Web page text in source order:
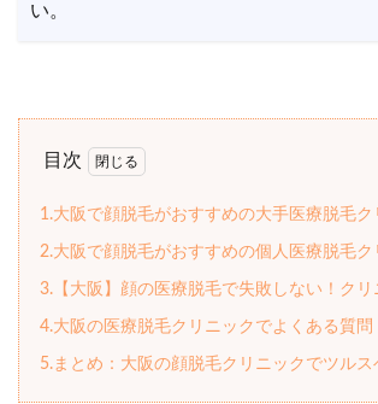
い。
目次
1.大阪で顔脱毛がおすすめの大手医療脱毛ク
2.大阪で顔脱毛がおすすめの個人医療脱毛ク
3.【大阪】顔の医療脱毛で失敗しない！ク
4.大阪の医療脱毛クリニックでよくある質問
5.まとめ：大阪の顔脱毛クリニックでツルス